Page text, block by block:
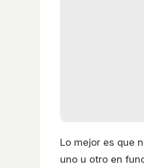
Lo mejor es que
uno u otro en